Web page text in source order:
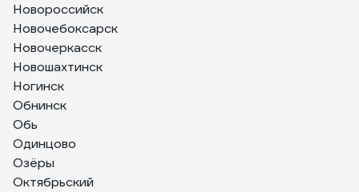
Новороссийск
Новочебоксарск
Новочеркасск
Новошахтинск
Ногинск
Обнинск
Обь
Одинцово
Озёры
Октябрьский